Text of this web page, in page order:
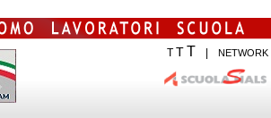
T TT NETWORK